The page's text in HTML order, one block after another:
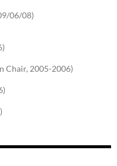
06/08)
Chair, 2005-2006)